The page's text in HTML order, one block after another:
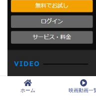
ホーム 映画動画一